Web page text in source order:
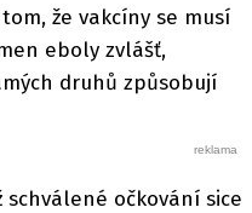
že vakcíny se musí
eboly zvlášť,
druhů způsobují
schválené očkování sice